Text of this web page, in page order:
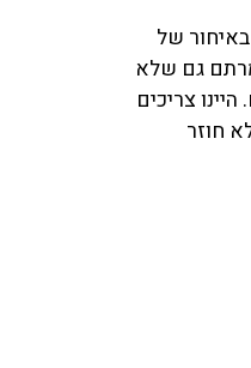
של
גם שלא
צריכים
חוזר